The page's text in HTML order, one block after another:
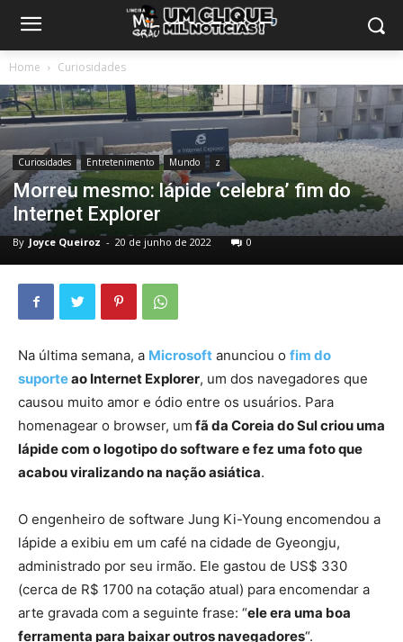
Home Curiosidades
Curiosidades Entretenimento Mundo z
Morreu mesmo: lápide ‘celebra’ fim do
Internet Explorer
By Joyce Queiroz - 20 de junho de 2022 0
Na última semana, a Microsoft anunciou o fim do
suporteao Internet Explorer, um dos navegadores que
causou muito amor e ódio entre os usuários. Para
homenagear o browser, um fã da Coreia do Sul criou uma
lápide com o logotipo do software e fez uma foto que
acabou viralizando na nação asiática.
O engenheiro de software Jung Ki-Young encomendou a
lápide a exibiu em um café na cidade de Gyeongju,
administrado por seu irmão. Ele gastou de US$ 330
(cerca de R$ 1700 na cotação atual) para encomendar a
arte gravada com a seguinte frase: “ele era uma boa
ferramenta para baixar outros navegadores“.